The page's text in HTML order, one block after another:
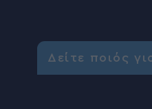
Δείτε ποιός